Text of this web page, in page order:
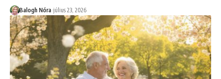
Balogh Nóra július 23, 2026